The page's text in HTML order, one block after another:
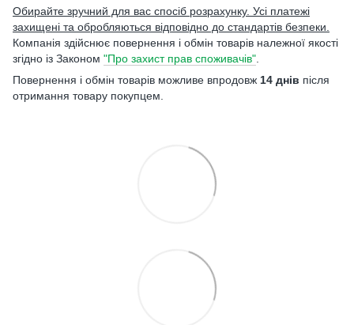
Обирайте зручний для вас спосіб розрахунку. Усі платежі
захищені та обробляються відповідно до стандартів безпеки.
Компанія здійснює повернення і обмін товарів належної якості
згідно із Законом "Про захист прав споживачів"
Повернення і обмін товарів можливе впродовж 14 днів після
отримання товару покупцем.